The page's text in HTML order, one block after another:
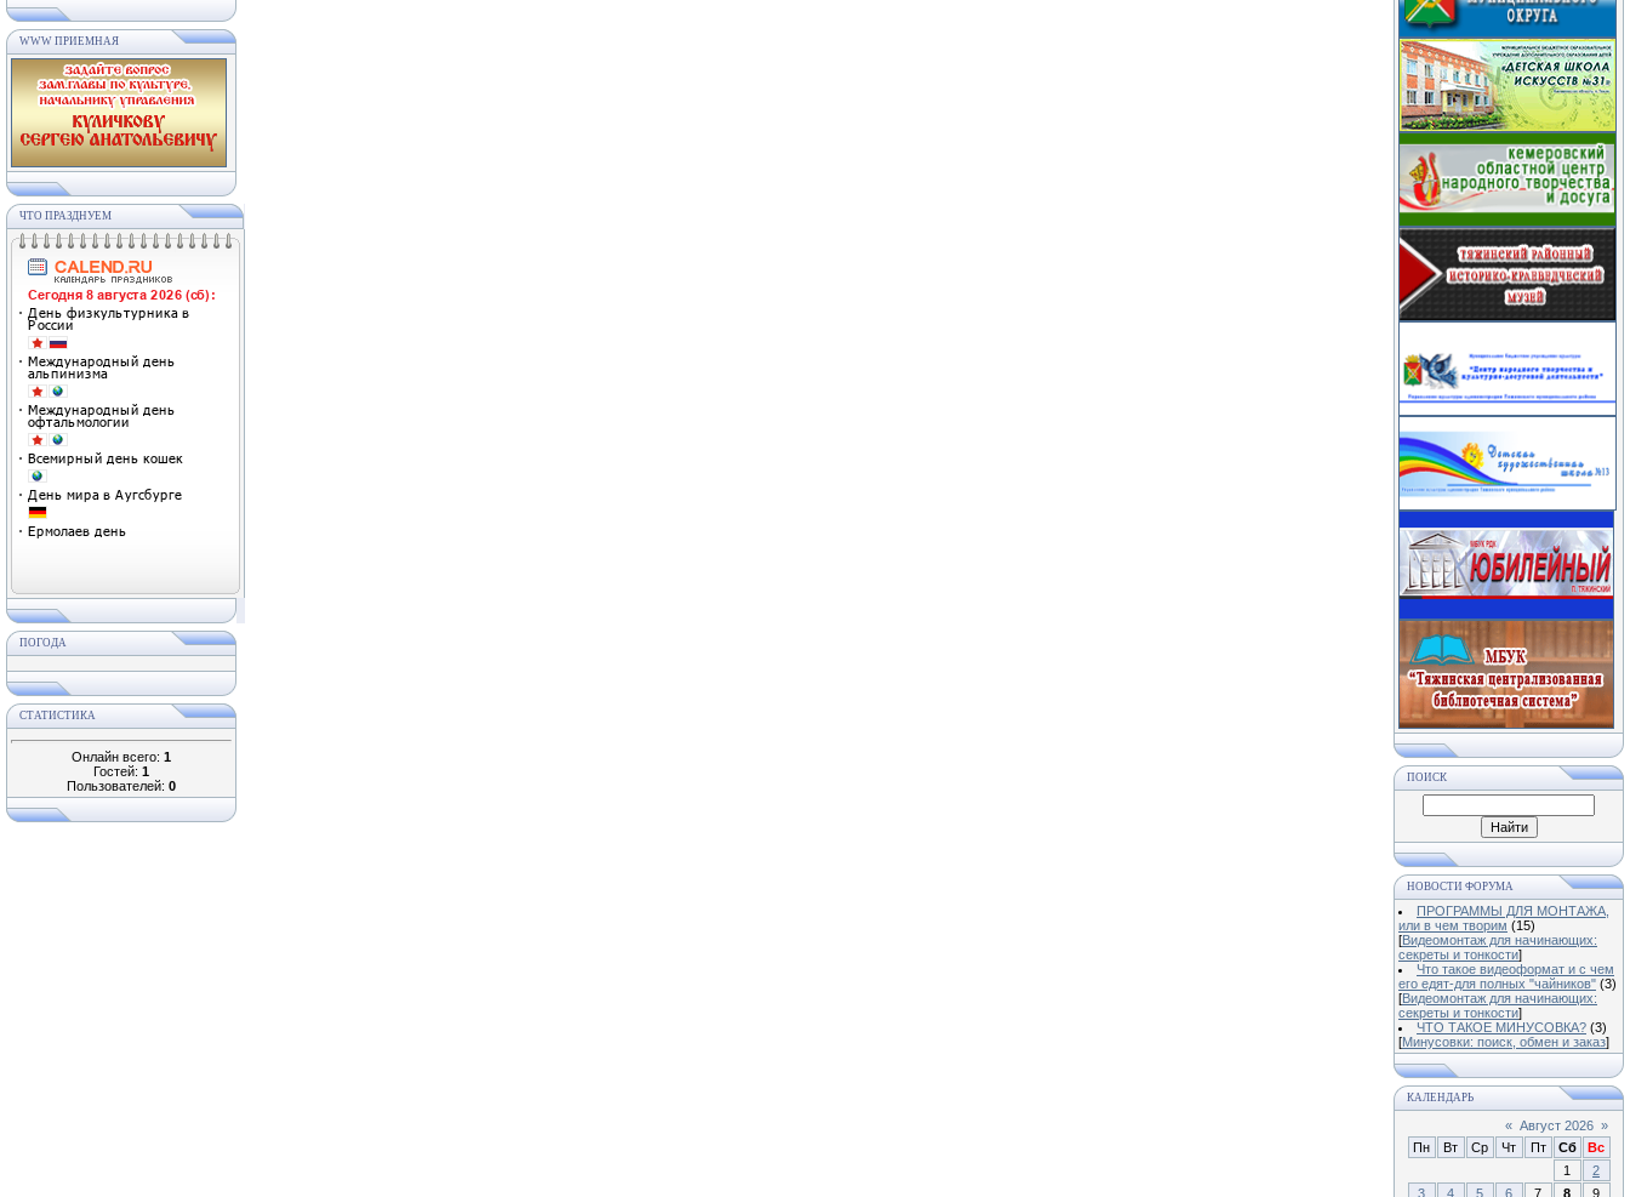
WWW ПРИЕМНАЯ
ЧТО ПРАЗДНУЕМ
ПОГОДА
СТАТИСТИКА
Онлайн всего: 1
Гостей: 1
Пользователей: 0
ПОИСК
НОВОСТИ ФОРУМА
ПРОГРАММЫ ДЛЯ МОНТАЖА,
или в чем творим (15)
[Видеомонтаж для начинающих:
секреты и тонкости]
Что такое видеоформат и с чем
его едят-для полных "чайников" (3)
[Видеомонтаж для начинающих:
секреты и тонкости]
ЧТО ТАКОЕ МИНУСОВКА? (3)
[Минусовки: поиск, обмен и заказ]
КАЛЕНДАРЬ
« Август 2026 »
Пн
Вт Ср Чт Пт Сб
Вс
1
2
3
4 5 6 7 8 9